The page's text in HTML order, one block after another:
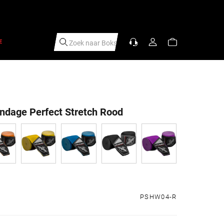
Zoek naar |
Perfect Stretch Rood
PSHW04-R